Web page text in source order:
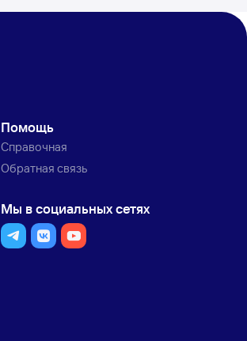
Помощь
Справочная
Обратная связь
Мы в социальных сетях